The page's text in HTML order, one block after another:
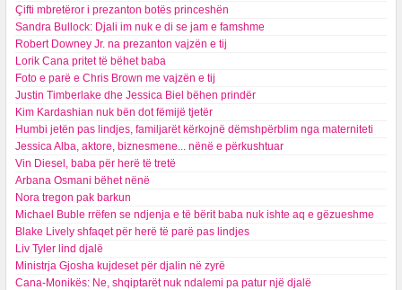
Çifti mbretëror i prezanton botës princeshën
Sandra Bullock: Djali im nuk e di se jam e famshme
Robert Downey Jr. na prezanton vajzën e tij
Lorik Cana pritet të bëhet baba
Foto e parë e Chris Brown me vajzën e tij
Justin Timberlake dhe Jessica Biel bëhen prindër
Kim Kardashian nuk bën dot fëmijë tjetër
Humbi jetën pas lindjes, familjarët kërkojnë dëmshpërblim nga materniteti
Jessica Alba, aktore, biznesmene... nënë e përkushtuar
Vin Diesel, baba për herë të tretë
Arbana Osmani bëhet nënë
Nora tregon pak barkun
Michael Buble rrëfen se ndjenja e të bërit baba nuk ishte aq e gëzueshme
Blake Lively shfaqet për herë të parë pas lindjes
Liv Tyler lind djalë
Ministrja Gjosha kujdeset për djalin në zyrë
Cana-Monikës: Ne, shqiptarët nuk ndalemi pa patur një djalë